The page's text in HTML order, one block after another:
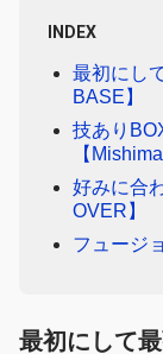
INDEX
最初にし
BASE】
技あり
【
好みに合
OVER】
フュージ
最初にして